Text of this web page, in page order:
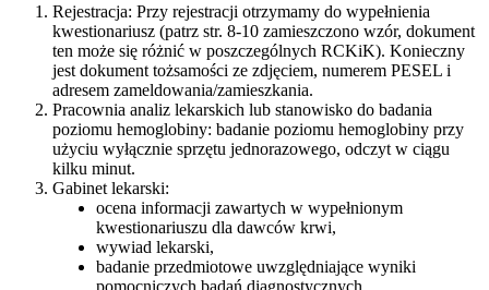
Rejestracja: Przy rejestracji otrzymamy do wypełnienia
kwestionariusz (patrz str. 8-10 zamieszczono wzór, dokument
ten może się różnić w poszczególnych RCKiK). Konieczny
jest dokument tożsamości ze zdjęciem, numerem PESEL i
adresem zameldowania/zamieszkania.
Pracownia analiz lekarskich lub stanowisko do badania
poziomu hemoglobiny: badanie poziomu hemoglobiny przy
użyciu wyłącznie sprzętu jednorazowego, odczyt w ciągu
kilku minut.
Gabinet lekarski:
ocena informacji zawartych w wypełnionym
kwestionariuszu dla dawców krwi,
wywiad lekarski,
badanie przedmiotowe uwzględniające wyniki
pomocniczych badań diagnostycznych,